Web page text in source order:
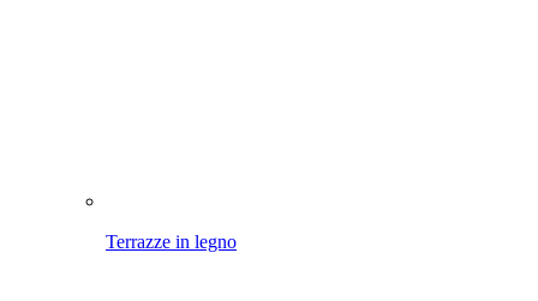
Terrazze in legno